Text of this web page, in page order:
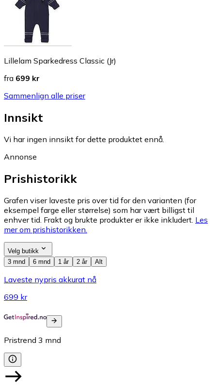
Lillelam Sparkedress Classic (Jr)
fra 699 kr
Sammenlign alle priser
Innsikt
Vi har ingen innsikt for dette produktet ennå.
Annonse
Prishistorikk
Grafen viser laveste pris over tid for den varianten (for
eksempel farge eller størrelse) som har vært billigst til
enhver tid. Frakt og brukte produkter er ikke inkludert. Les
mer om prishistorikken.
Velg butikk
3 mnd
6 mnd 1 år 2 år Alt
Laveste nypris akkurat nå
699 kr
Pristrend 3 mnd